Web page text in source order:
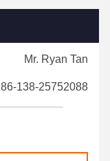
Mr. Ryan Tan
86-138-25752088